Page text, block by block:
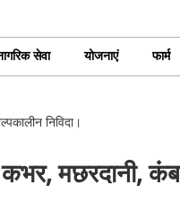
सेवा योजनाएं फार्म
निविदा।
मछरदानी,